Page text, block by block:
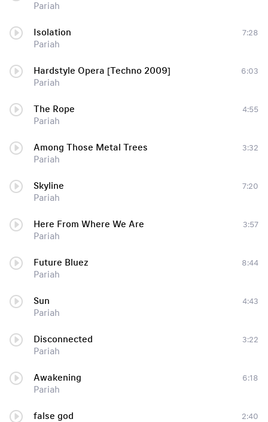
Pariah
Isolation
Pariah
7:28
Hardstyle Opera [Techno 2009]
Pariah
6:03
The Rope
Pariah
4:55
Among Those Metal Trees
Pariah
3:32
Skyline
Pariah
7:20
Here From Where We Are
Pariah
3:57
Future Bluez
Pariah
8:44
Sun
Pariah
4:43
Disconnected
Pariah
3:22
Awakening
Pariah
6:18
false god
2:40